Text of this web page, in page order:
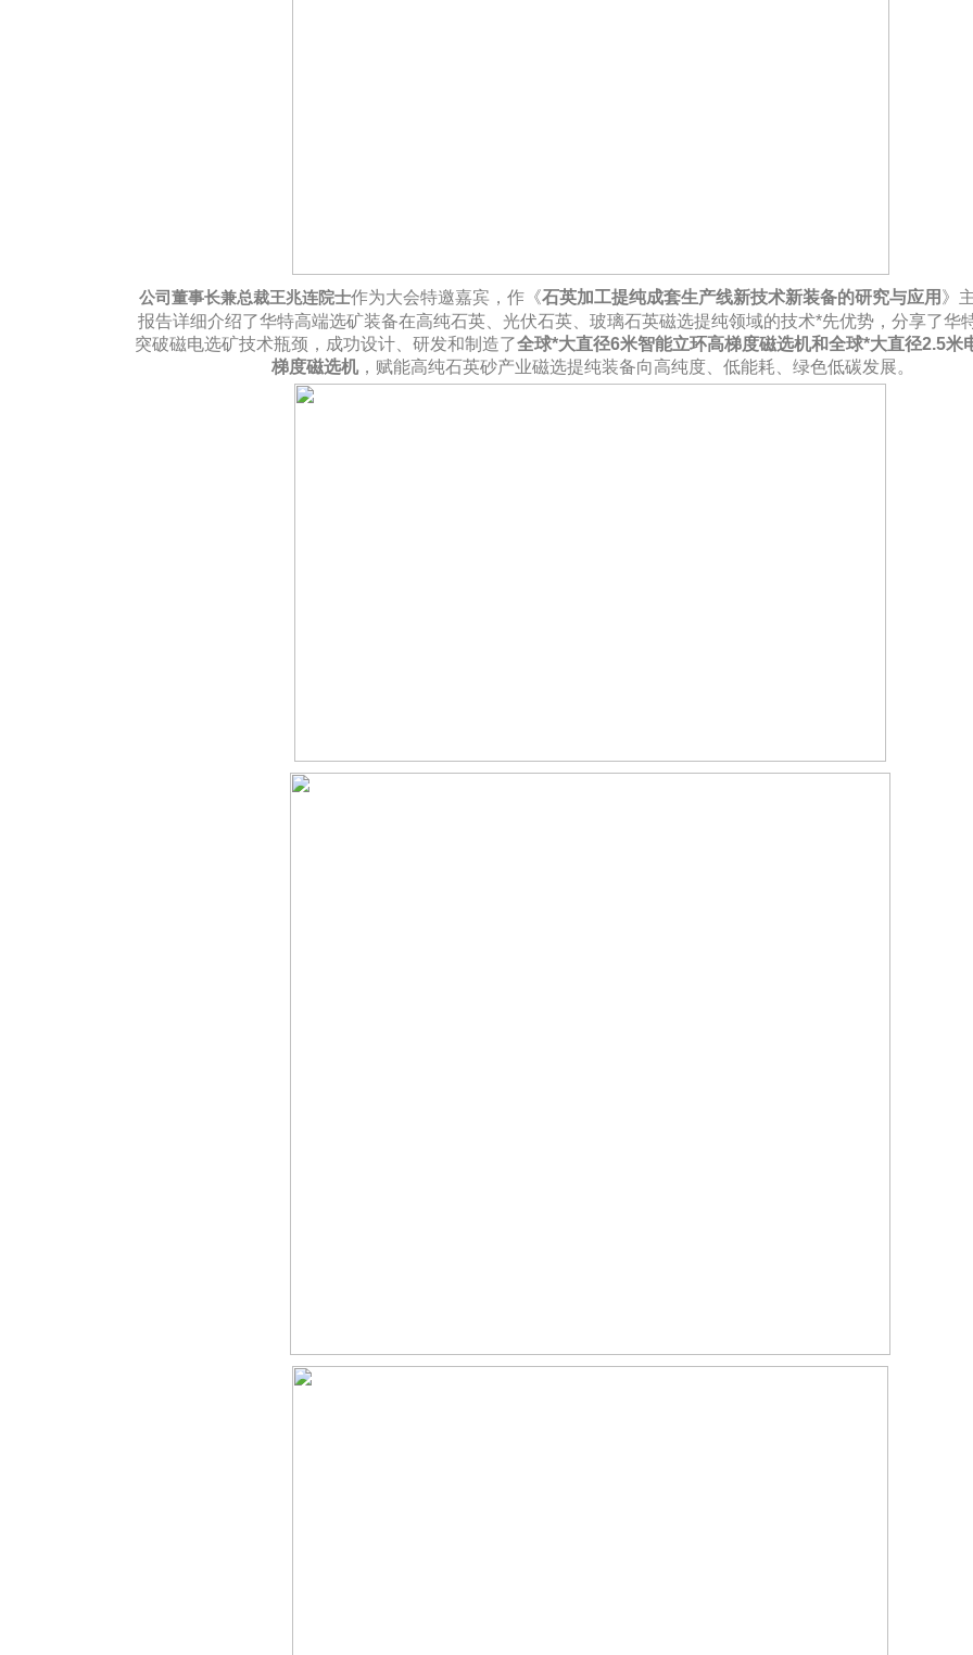
公司董事长兼总裁王兆连院士作为大会特邀嘉宾，作《石英加工提纯成套生产线新技术新装备的研究与应用 》
报告详细介绍了华特高端选矿装备在高纯石英、光伏石英、玻璃石英磁选提纯领域的技术*先优势，分享了华
突破磁电选矿技术瓶颈，成功设计、研发和制造了全球*大直径6米智能立环高梯度磁选机和全球*大直径2.5米
梯度磁选机，赋能高纯石英砂产业磁选提纯装备向高纯度、低能耗、绿色低碳发展。